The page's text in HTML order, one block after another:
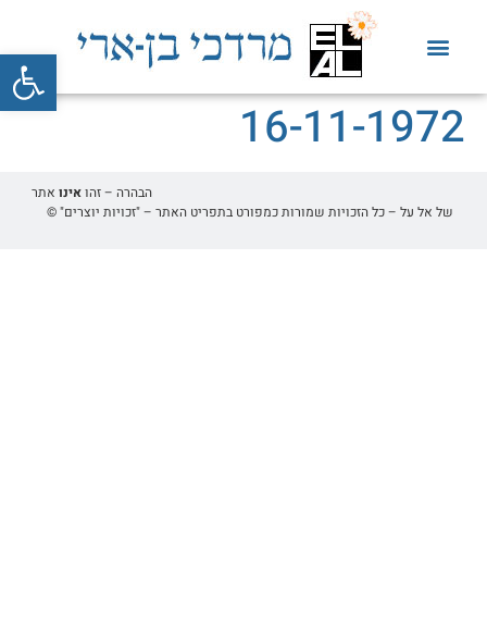
פתח
16-11-1972
הבהרה – זהואינו אתר
של אל על – כל הזכויות שמורות כמפורט בתפריט האתר – "זכויות יוצרים" ©